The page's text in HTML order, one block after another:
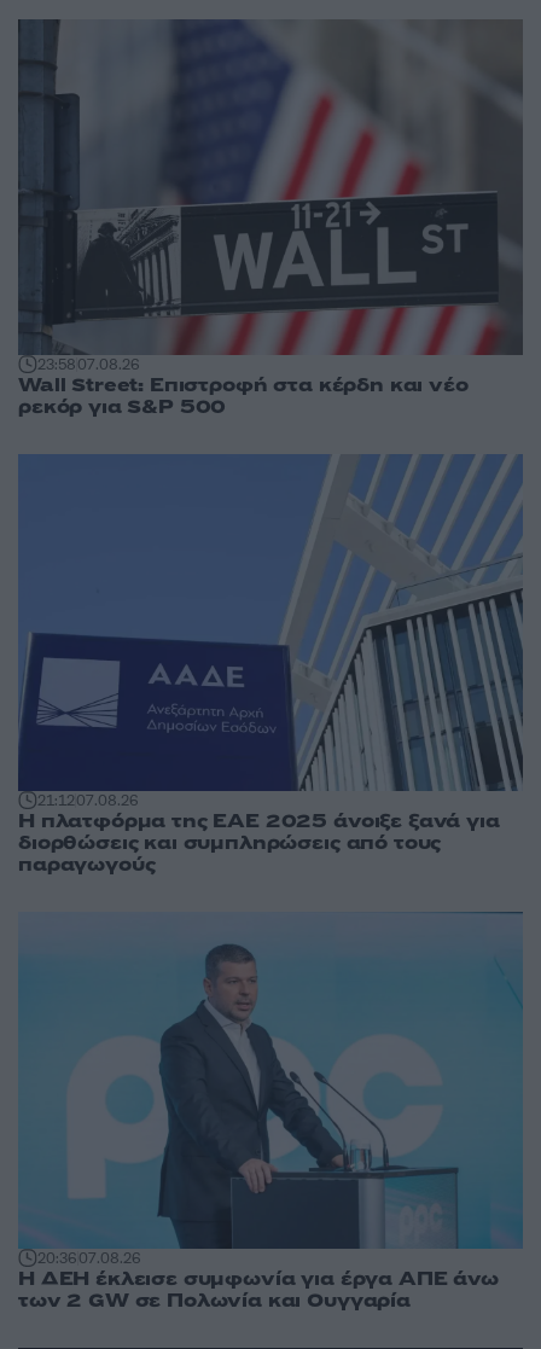
23:5807.08.26
Wall Street: Επιστροφή στα κέρδη και νέο
ρεκόρ για S&P 500
21:1207.08.26
Η πλατφόρμα της ΕΑΕ 2025 άνοιξε ξανά για
διορθώσεις και συμπληρώσεις από τους
παραγωγούς
20:3607.08.26
Η ΔΕΗ έκλεισε συμφωνία για έργα ΑΠΕ άνω
των 2 GW σε Πολωνία και Ουγγαρία